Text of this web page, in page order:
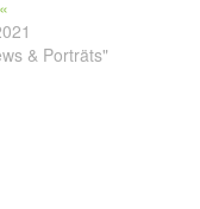
& Porträts"